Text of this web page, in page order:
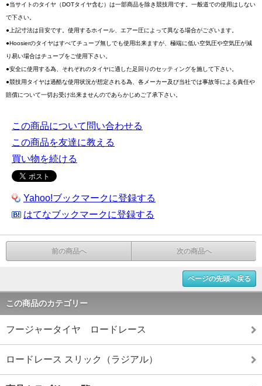
●当サイトのタイヤ（DOTタイヤ含む）は一部商品を除き競技用です。一般道での使用はしない
で下さい。
●上記寸法は目安です。使用するホイール、エアー圧によって異なる場合がございます。
●Hoosierのタイヤはすべてチューブ無しでも使用出来ますが、極端に低い空気圧や空気圧が減
り易い場合はチューブをご使用下さい。
●安全に使用する為、それぞれのタイヤに適した足回りのセッティングを施して下さい。
●競技用タイヤは過酷な使用状況が想定される為、各メーカー及び当社では事故等による責任や
賠償について一切お受け出来ませんのであらかじめご了承下さい。
この商品について問い合わせる
この商品を友達に教える
買い物を続ける
Yahoo!ブックマークに登録する
はてなブックマークに登録する
前の商品へ 次の商品へ
ページの先頭へ戻る
この商品のカテゴリー
フージャータイヤ ロードレース
ロードレース スリック（ラジアル）